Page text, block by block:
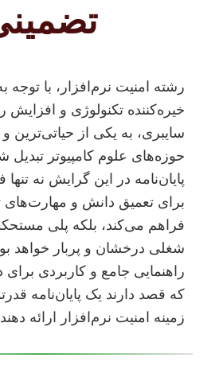
رشته امنیت نرم‌افزار، با
خیره‌کننده تکنولوژی و افزایش
سایبری، به یکی از حیاتی‌ترین
حوزه‌های علوم کامپیوتر
پایان‌نامه در این گرایش نه
برای تعمیق دانش و
فراهم می‌کند، بلکه پلی
شغلی درخشان و پربار خواهد
راهنمایی جامع و کاربردی
که قصد دارند یک پایان‌نامه
زمینه امنیت نرم‌افزار ارائه